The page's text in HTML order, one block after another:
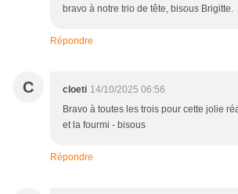
bravo à notre trio de tête, bisous Brigitte.
Répondre
C cloeti 14/10/2025 06:56
Bravo à toutes les trois pour cette jolie
et la fourmi - bisous
Répondre